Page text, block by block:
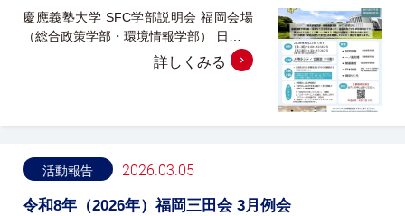
慶應義塾大学 SFC学部説明会 福岡会場
（総合政策学部・環境情報学部） 日…
詳しくみる
活動報告 2026.03.05
令和8年（2026年）福岡三田会 3月例会